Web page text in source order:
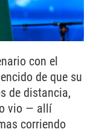
con el
de que su
de distancia,
vio — allí
corriendo